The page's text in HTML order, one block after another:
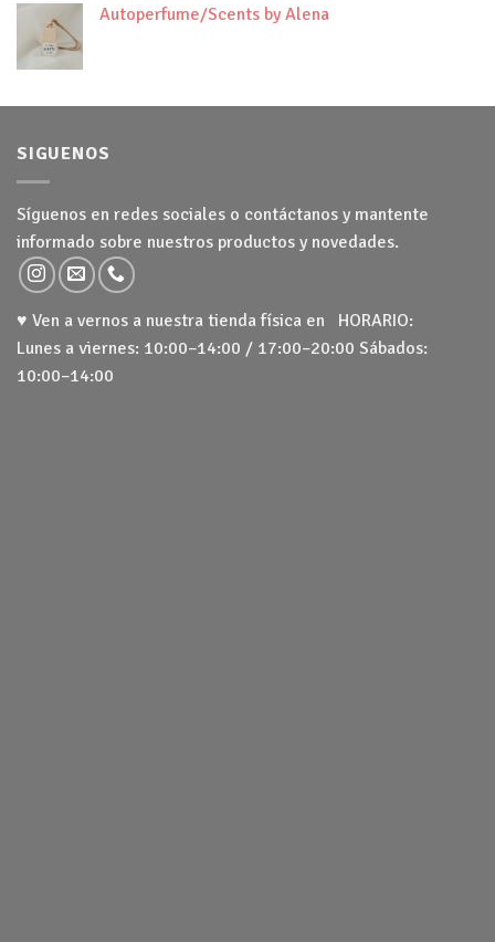
Autoperfume/Scents by Alena
SIGUENOS
Síguenos en redes sociales o contáctanos y mantente
informado sobre nuestros productos y novedades.
♥ Ven a vernos a nuestra tienda física en HORARIO:
Lunes a viernes: 10:00–14:00 / 17:00–20:00 Sábados:
10:00–14:00